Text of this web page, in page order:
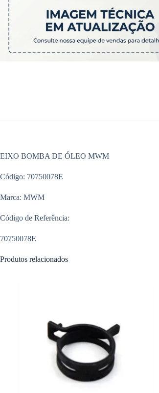
EIXO BOMBA DE ÓLEO MWM
Código: 70750078E
Marca: MWM
Código de Referência:
70750078E
Produtos relacionados